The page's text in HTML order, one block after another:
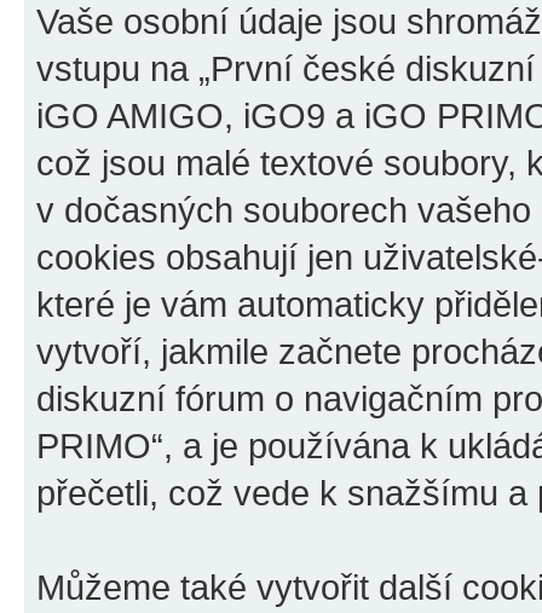
Vaše osobní údaje jsou
vstupu na „První české
iGO AMIGO, iGO9 a iGO
což jsou malé textové soubory,
v dočasných souborech
cookies obsahují jen
které je vám automaticky
vytvoří, jakmile začnete
diskuzní fórum o navigačním
PRIMO“, a je používána k
přečetli, což vede k snažšímu
Můžeme také vytvořit další